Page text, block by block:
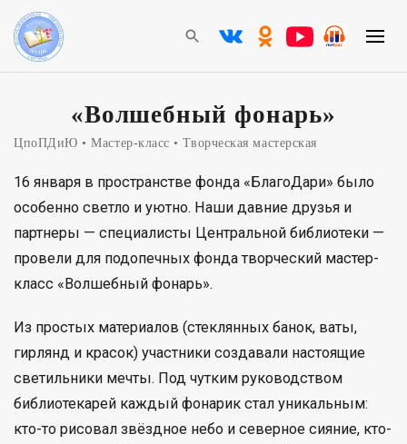
«Волшебный фонарь»
ЦпоПДиЮ Мастер-класс Творческая мастерская
16 января в пространстве фонда «БлагоДари» было
особенно светло и уютно. Наши давние друзья и
партнеры — специалисты Центральной библиотеки —
провели для подопечных фонда творческий мастер-
класс «Волшебный фонарь».
Из простых материалов (стеклянных банок, ваты,
гирлянд и красок) участники создавали настоящие
светильники мечты. Под чутким руководством
библиотекарей каждый фонарик стал уникальным:
кто-то рисовал звёздное небо и северное сияние, кто-